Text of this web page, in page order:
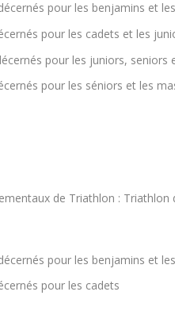
pour les benjamins et
pour les cadets et les
pour les juniors, seniors
pour les séniors et les
de Triathlon : Triathlon
pour les benjamins et
pour les cadets